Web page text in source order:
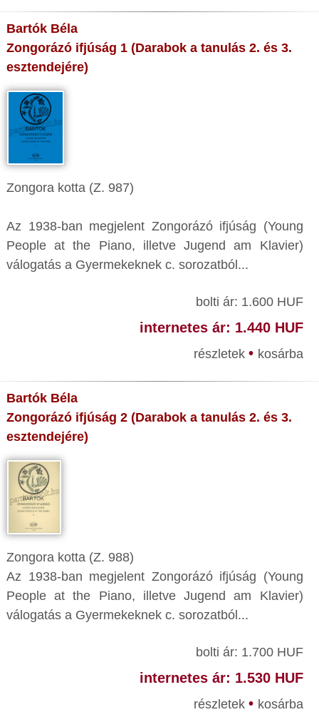
Bartók Béla
Zongorázó ifjúság 1 (Darabok a tanulás 2. és 3.
esztendejére)
Zongora kotta (Z. 987)
Az 1938-ban megjelent Zongorázó ifjúság (Young
People at the Piano, illetve Jugend am Klavier)
válogatás a Gyermekeknek c. sorozatból...
bolti ár: 1.600 HUF
internetes ár: 1.440 HUF
részletek • kosárba
Bartók Béla
Zongorázó ifjúság 2 (Darabok a tanulás 2. és 3.
esztendejére)
Zongora kotta (Z. 988)
Az 1938-ban megjelent Zongorázó ifjúság (Young
People at the Piano, illetve Jugend am Klavier)
válogatás a Gyermekeknek c. sorozatból...
bolti ár: 1.700 HUF
internetes ár: 1.530 HUF
részletek • kosárba